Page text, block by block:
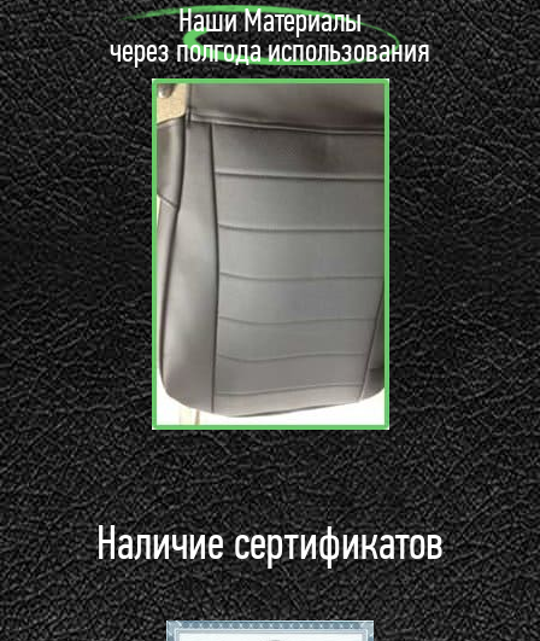
Наши Материалы
через полгода использования
Наличие сертификатов